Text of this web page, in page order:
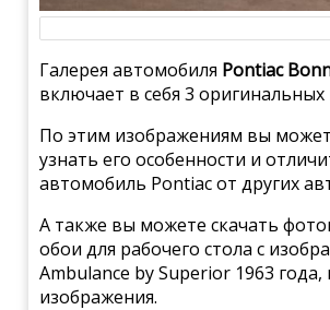
Галерея автомобиля Pontiac
включает в себя 3
По этим изображениям вы
узнать его особенности и
автомобиль Pontiac от других
А также вы можете скачать
обои для рабочего стола с
Ambulance by Superior 1963
изображения.